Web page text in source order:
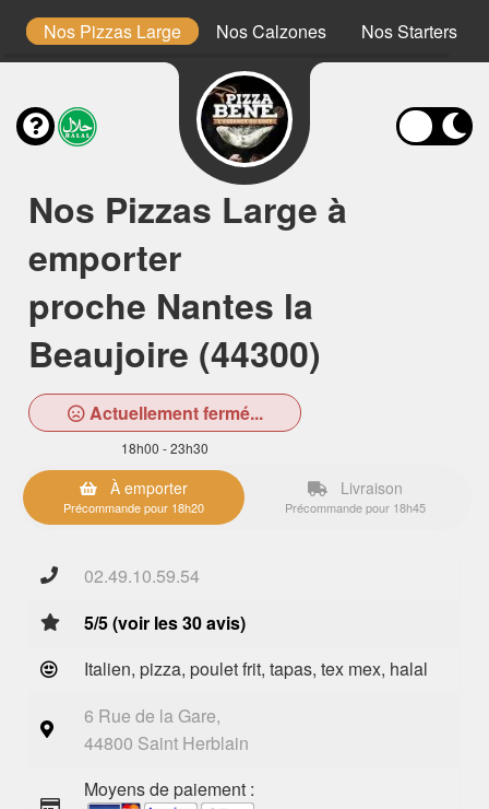
Nos Pizzas Large Nos Calzones Nos Starters
Nos Pizzas Large à
emporter
proche Nantes la
Beaujoire (44300)
Actuellement fermé...
18h00 - 23h30
À emporter
Précommande pour 18h20
Livraison
Précommande pour 18h45
02.49.10.59.54
5/5 (voir les 30 avis)
Italien, pizza, poulet frit, tapas, tex mex, halal
6 Rue de la Gare,
44800 Saint Herblain
Moyens de paiement :